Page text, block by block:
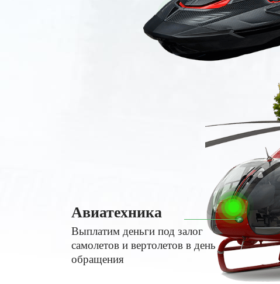
Авиатехника
Выплатим деньги под залог
самолетов и вертолетов в день
обращения